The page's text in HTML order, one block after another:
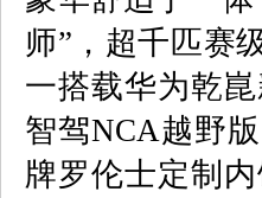
师”，超千匹赛
一搭载华为乾
智驾NCA越野
牌罗伦士定制